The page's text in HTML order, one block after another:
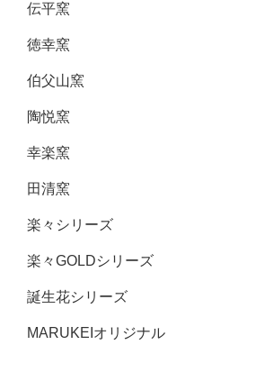
伝平窯
徳幸窯
伯父山窯
陶悦窯
幸楽窯
田清窯
楽々シリーズ
楽々GOLDシリーズ
誕生花シリーズ
MARUKEIオリジナル